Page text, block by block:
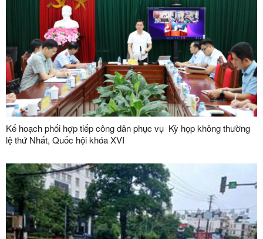
Kế hoạch phối hợp tiếp công dân phục vụ Kỳ họp không thường
lệ thứ Nhất, Quốc hội khóa XVI